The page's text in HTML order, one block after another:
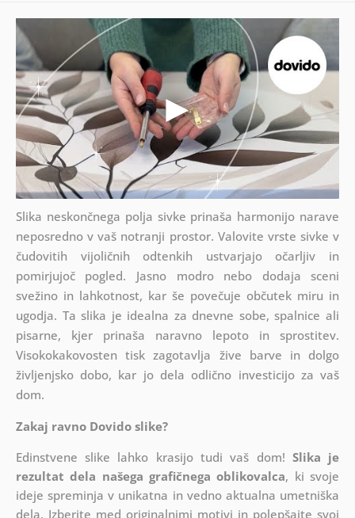
Slika neskončnega polja sivke prinaša harmonijo narave
neposredno v vaš notranji prostor. Valovite vrste sivke v
čudovitih vijoličnih odtenkih ustvarjajo očarljiv in
pomirjujoč pogled. Jasno modro nebo dodaja sceni
svežino in lahkotnost, kar še povečuje občutek miru in
ugodja. Ta slika je idealna za dnevne sobe, spalnice ali
pisarne, kjer prinaša naravno lepoto in sprostitev.
Visokokakovosten tisk zagotavlja žive barve in dolgo
življenjsko dobo, kar jo dela odlično investicijo za vaš
dom.
Zakaj ravno Dovido slike?
Edinstvene slike lahko krasijo tudi vaš dom! Slika je
rezultat dela našega grafičnega oblikovalca, ki svoje
ideje spreminja v unikatna in vedno aktualna umetniška
dela. Izberite med originalnimi motivi in polepšajte svoj